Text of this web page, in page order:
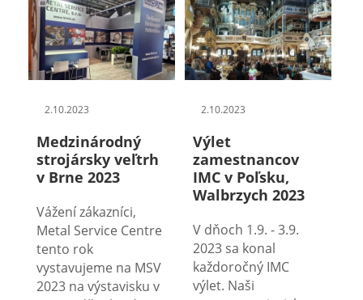
2.10.2023
Medzinárodný
strojársky veľtrh
v Brne 2023
Vážení zákazníci,
Metal Service Centre
tento rok
vystavujeme na MSV
2023 na výstavisku v
2.10.2023
Výlet
zamestnancov
IMC v Poľsku,
Walbrzych 2023
V dňoch 1.9. - 3.9.
2023 sa konal
každoročný IMC
výlet. Naši